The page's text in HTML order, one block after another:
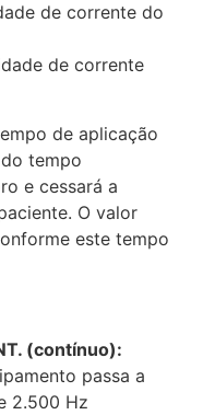
de corrente do
de corrente
de aplicação
tempo
e cessará a
O valor
este tempo
(contínuo):
passa a
2.500 Hz